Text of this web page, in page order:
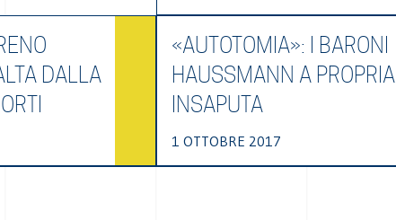
DALLA
«AUTOTOMIA»: I BARONI
HAUSSMANN A PROPRIA
INSAPUTA
1 OTTOBRE 2017